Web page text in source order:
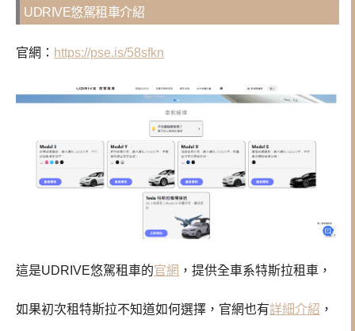
UDRIVE悠駕租車介紹
官網： https://pse.is/58sfkn
這是UDRIVE悠駕租車的官網 ，提供全車系特斯拉租車，
如果初次租特斯拉不知道如何選擇，官網也有詳細介紹 ，